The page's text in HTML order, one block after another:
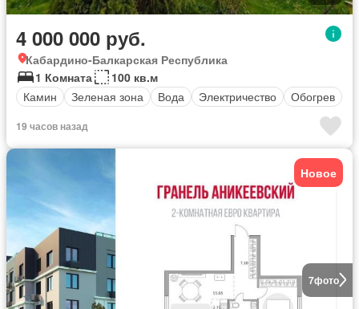
4 000 000 руб.
Кабардино-Балкарская Республика
1 Комната
100 кв.м
Камин
Зеленая зона Вода Электричество Обогрев
19 часов назад
7фото
Новое